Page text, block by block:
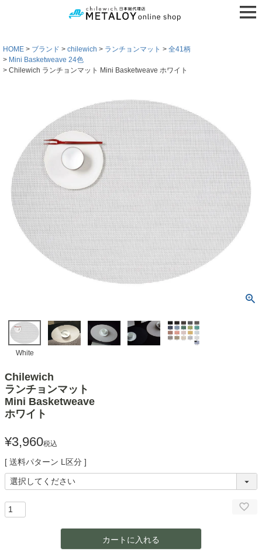
HOME ブランド chilewich ランチョンマット
全41柄
Mini Basketweave 24色
Chilewich ランチョンマット Mini Basketweave ホワイト
White
Chilewich
ランチョンマット
Mini Basketweave
ホワイト
¥3,960税込
送料パターン L区分
カートに入れる
検索